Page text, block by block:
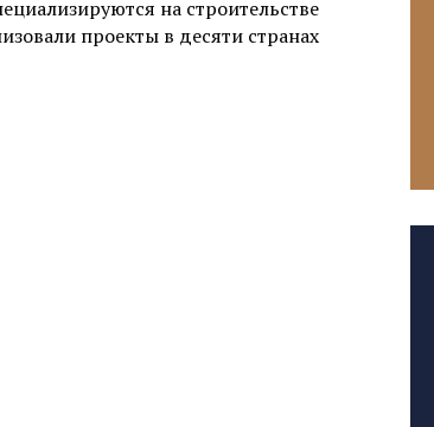
на строительстве
проекты в десяти странах